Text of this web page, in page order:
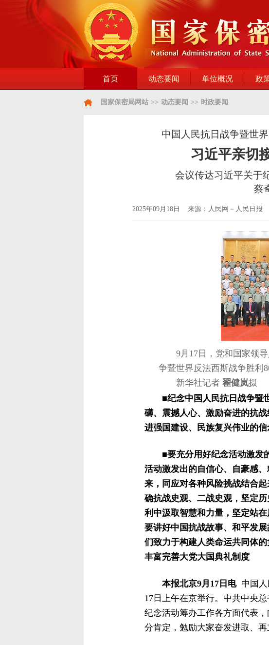
首页 动态要闻 单位概况 政
国家保密局网站 >> 动态要闻 >> 时政要闻
中国人民抗日战争暨世
习近平亲切
会议传达习近平关于
蔡
2025年09月18日 来源：人民网－人民日报
9月17日，党和国家领
争暨世界反法西斯战争胜利
新华社记者 翟健岚摄
■纪念中国人民抗日战争暨
礴、震撼人心、激励奋进的抗
进强国建设、民族复兴伟业的
■要充分用好纪念活动激发
活动激发出的自信心、自豪感
来，同应对各种风险挑战结合
确抗战史观、二战史观，坚定
利中汲取智慧和力量，坚定站
要讲好中国抗战故事、和平发
们致力于构建人类命运共同体
丰富完善大党大国典礼制度
本报北京9月17日电中国人
17日上午在京举行。中共中央
纪念活动筹办工作各方面代表
分肯定，勉励大家奋发进取、再